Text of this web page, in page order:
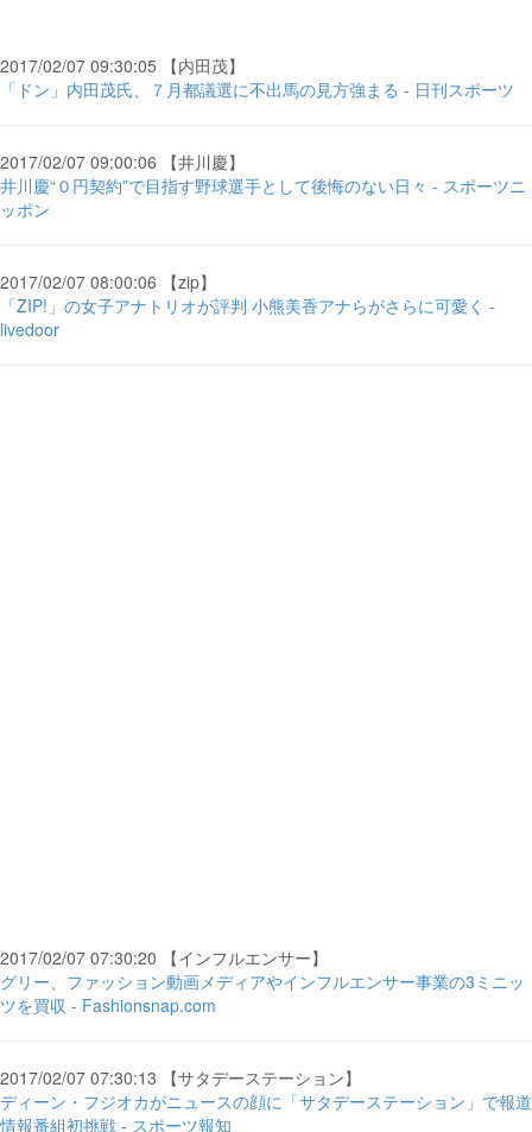
2017/02/07 09:30:05 【内田茂】
「ドン」内田茂氏、７月都議選に不出馬の見方強まる - 日刊スポーツ
2017/02/07 09:00:06 【井川慶】
井川慶“０円契約”で目指す野球選手として後悔のない日々 - スポーツニ
ッポン
2017/02/07 08:00:06 【zip】
「ZIP!」の女子アナトリオが評判 小熊美香アナらがさらに可愛く -
livedoor
2017/02/07 07:30:20 【インフルエンサー】
グリー、ファッション動画メディアやインフルエンサー事業の3ミニッ
ツを買収 - Fashionsnap.com
2017/02/07 07:30:13 【サタデーステーション】
ディーン・フジオカがニュースの顔に「サタデーステーション」で報道
情報番組初挑戦 - スポーツ報知